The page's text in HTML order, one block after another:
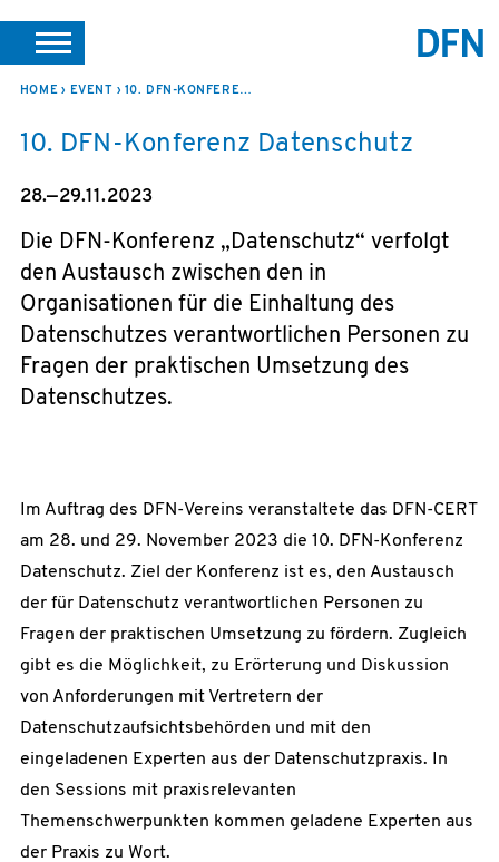
SUCHE PORTALE SUPPORT
VEREIN INTERN
HOME EVENT 10. DFN-KONFERENZ DATENSCHUTZ
10. DFN-Konferenz Datenschutz
28.—29.11.2023
Die DFN-Konferenz „Datenschutz“ verfolgt
den Austausch zwischen den in
Organisationen für die Einhaltung des
Datenschutzes verantwortlichen Personen zu
Fragen der praktischen Umsetzung des
Datenschutzes.
Im Auftrag des DFN-Vereins veranstaltete das DFN-CERT
am 28. und 29. November 2023 die 10. DFN-Konferenz
Datenschutz. Ziel der Konferenz ist es, den Austausch
der für Datenschutz verantwortlichen Personen zu
Fragen der praktischen Umsetzung zu fördern. Zugleich
gibt es die Möglichkeit, zu Erörterung und Diskussion
von Anforderungen mit Vertretern der
Datenschutzaufsichtsbehörden und mit den
eingeladenen Experten aus der Datenschutzpraxis. In
den Sessions mit praxisrelevanten
Themenschwerpunkten kommen geladene Experten aus
der Praxis zu Wort.